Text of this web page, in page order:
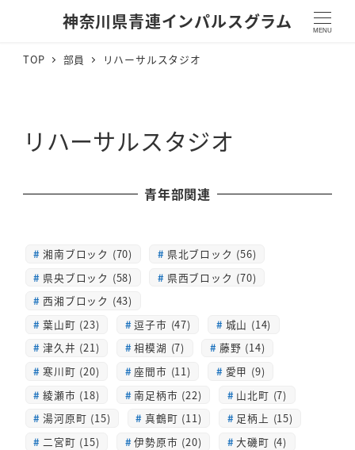
神奈川県青連インパルスグラム MENU
TOP 部員 リハーサルスタジオ
リハーサルスタジオ
青年部関連
湘南ブロック (70)
県北ブロック (56)
県央ブロック (58)
県西ブロック (70)
西湘ブロック (43)
葉山町 (23)
逗子市 (47)
城山 (14)
津久井 (21)
相模湖 (7)
藤野 (14)
寒川町 (20)
座間市 (11)
愛甲 (9)
綾瀬市 (18)
南足柄市 (22)
山北町 (7)
湯河原町 (15)
真鶴町 (11)
足柄上 (15)
二宮町 (15)
伊勢原市 (20)
大磯町 (4)